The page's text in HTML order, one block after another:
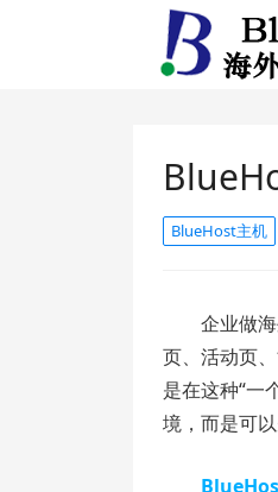
BlueHost主机
企业做
页、活动页
是在这种“一
境，而是可